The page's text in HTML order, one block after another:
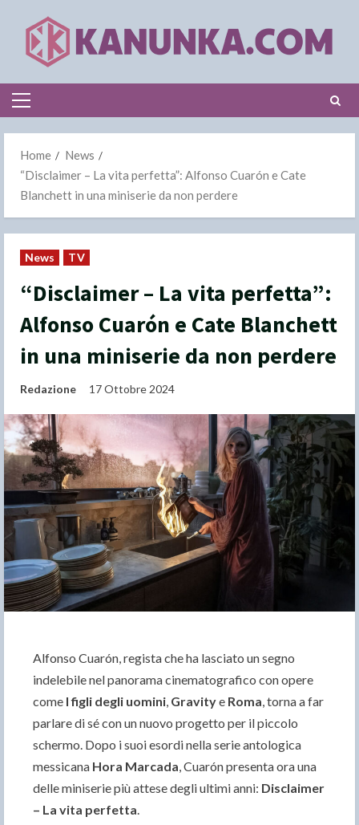
content
Primary
Home
News
“Disclaimer – La vita perfetta”: Alfonso Cuarón e Cate
Blanchett in una miniserie da non perdere
News TV
“Disclaimer – La vita perfetta”:
Alfonso Cuarón e Cate Blanchett
in una miniserie da non perdere
Redazione 17 Ottobre 2024
Alfonso Cuarón, regista che ha lasciato un segno
indelebile nel panorama cinematografico con opere
come I figli degli uomini, Gravitye Roma, torna a far
parlare di sé con un nuovo progetto per il piccolo
schermo. Dopo i suoi esordi nella serie antologica
messicana Hora Marcada, Cuarón presenta ora una
delle miniserie più attese degli ultimi anni: Disclaimer
– La vita perfetta.